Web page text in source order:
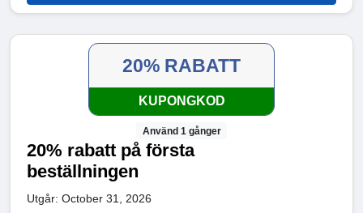
20% RABATT
KUPONGKOD
Använd 1 gånger
20% rabatt på första
beställningen
Utgår: October 31, 2026